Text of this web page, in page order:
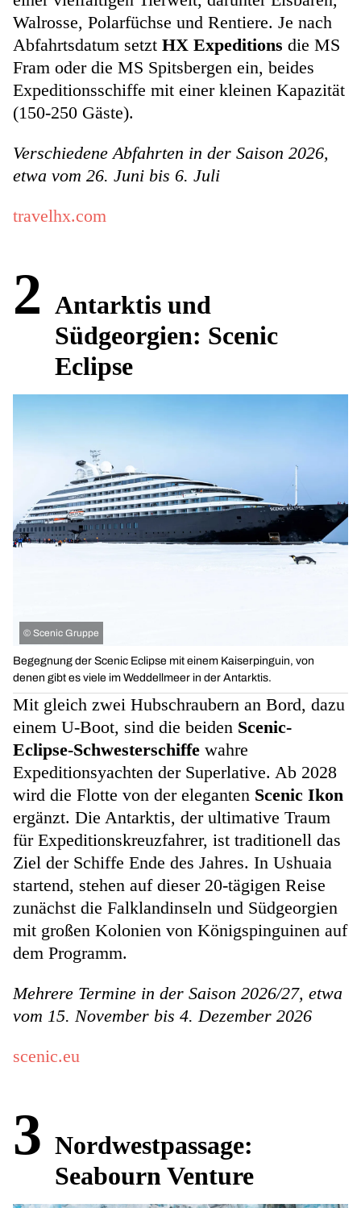
Walrosse, Polarfüchse und Rentiere. Je nach
Abfahrtsdatum setzt HX Expeditions die MS
Fram oder die MS Spitsbergen ein, beides
Expeditionsschiffe mit einer kleinen Kapazität
(150-250 Gäste).
Verschiedene Abfahrten in der Saison 2026,
etwa vom 26. Juni bis 6. Juli
travelhx.com
2 Antarktis und
Südgeorgien: Scenic
Eclipse
© Scenic Gruppe
Begegnung der Scenic Eclipse mit einem Kaiserpinguin, von
denen gibt es viele im Weddellmeer in der Antarktis.
Mit gleich zwei Hubschraubern an Bord, dazu
einem U-Boot, sind die beiden Scenic-
Eclipse-Schwesterschiffe wahre
Expeditionsyachten der Superlative. Ab 2028
wird die Flotte von der eleganten Scenic Ikon
ergänzt. Die Antarktis, der ultimative Traum
für Expeditionskreuzfahrer, ist traditionell das
Ziel der Schiffe Ende des Jahres. In Ushuaia
startend, stehen auf dieser 20-tägigen Reise
zunächst die Falklandinseln und Südgeorgien
mit großen Kolonien von Königspinguinen auf
dem Programm.
Mehrere Termine in der Saison 2026/27, etwa
vom 15. November bis 4. Dezember 2026
scenic.eu
3 Nordwestpassage:
Seabourn Venture